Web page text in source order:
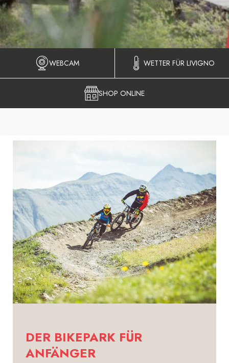
WEBCAM WETTER FÜR LIVIGNO
SHOP ONLINE
DER BIKEPARK FÜR
ANFÄNGER